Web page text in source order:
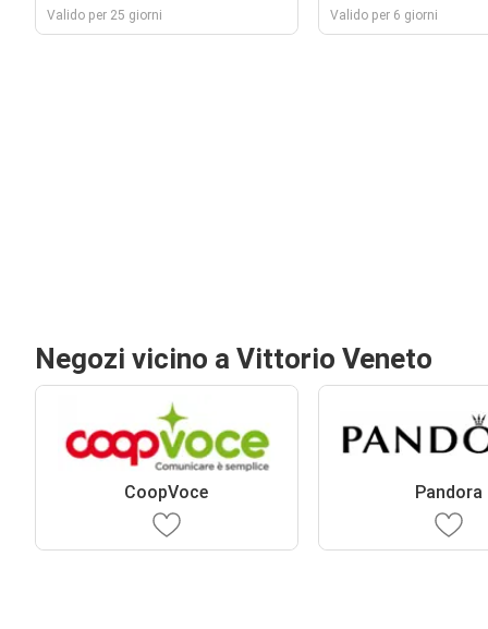
Valido per 25 giorni Valido per 6 giorni
Negozi vicino a Vittorio Veneto
CoopVoce Pandora